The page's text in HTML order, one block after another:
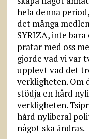
hela denna
det många
SYRIZA, inte
pratar med oss
gjorde vad vi var
upplevt vad det
verkligheten. Om
stödja en hård
verkligheten.
hård nyliberal
något ska ändras.